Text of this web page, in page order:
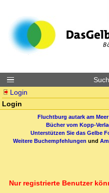
Login
Login
Fluchtburg autark am Meer
Bücher vom Kopp-
Unterstützen Sie das Gelbe
Weitere Buchempfehlungen und
Nur registrierte Benutzer